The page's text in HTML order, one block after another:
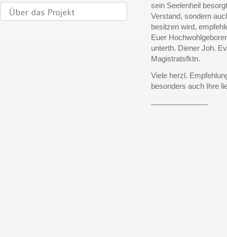
sein Seelenheil
Verstand, sondern
besitzen wird,
Euer
unterth. Diener Joh.
Magistratsfktn.
Viele herzl.
besonders auch Ihre